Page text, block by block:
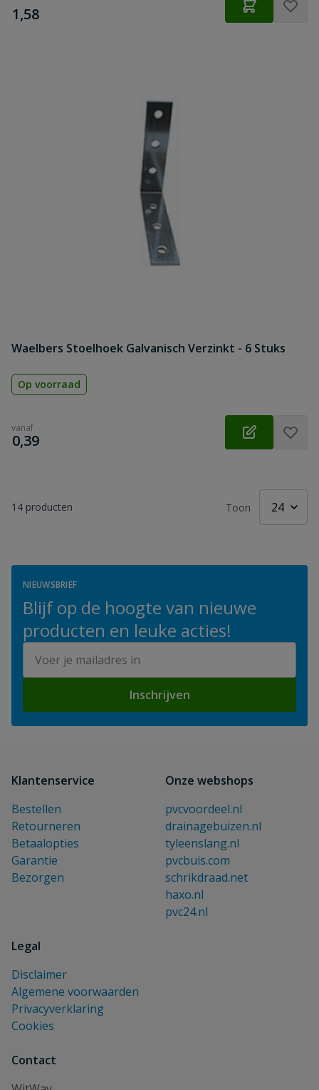
€
1,58
Waelbers Stoelhoek Galvanisch Verzinkt - 6 Stuks
Op voorraad
vanaf
€
0,39
14 producten Toon
NIEUWSBRIEF
Blijf op de hoogte van nieuwe
producten en leuke acties!
Inschrijven
Klantenservice
Bestellen
Retourneren
Betaalopties
Garantie
Bezorgen
Onze webshops
pvcvoordeel.nl
drainagebuizen.nl
tyleenslang.nl
pvcbuis.com
schrikdraad.net
haxo.nl
pvc24.nl
Legal
Disclaimer
Algemene voorwaarden
Privacyverklaring
Cookies
Contact